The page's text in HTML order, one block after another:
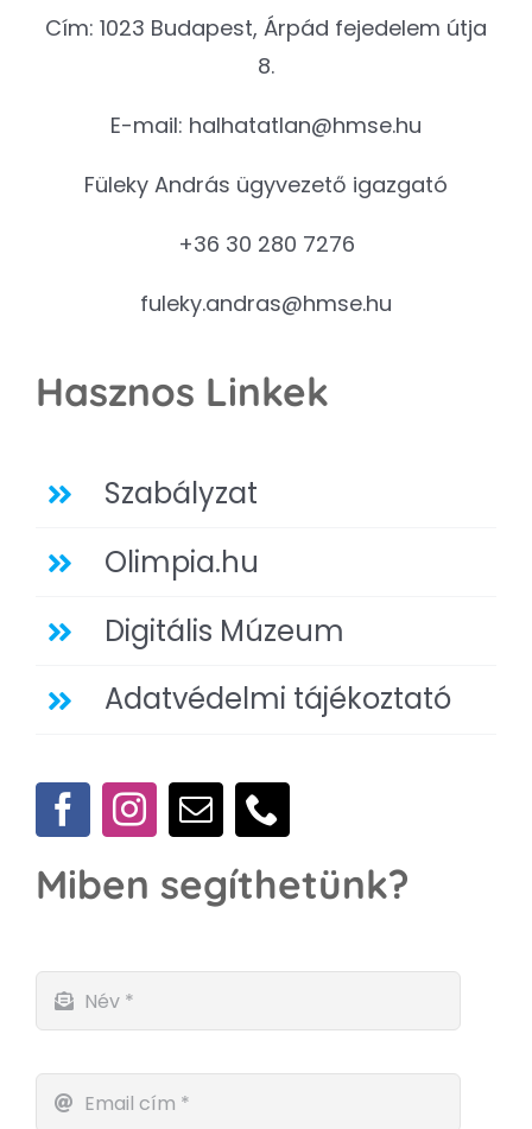
Cím: 1023 Budapest, Árpád fejedelem útja
8.
E-mail: halhatatlan@hmse.hu
Füleky András ügyvezető igazgató
+36 30 280 7276
fuleky.andras@hmse.hu
Hasznos Linkek
Szabályzat
Olimpia.hu
Digitális Múzeum
Adatvédelmi tájékoztató
Miben segíthetünk?